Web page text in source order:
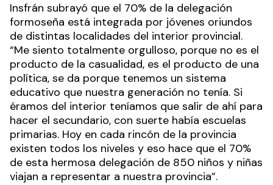
Insfrán subrayó que el 70% de la delegación
formoseña está integrada por jóvenes oriundos
de distintas localidades del interior provincial.
“Me siento totalmente orgulloso, porque no es el
producto de la casualidad, es el producto de una
política, se da porque tenemos un sistema
educativo que nuestra generación no tenía. Si
éramos del interior teníamos que salir de ahí para
hacer el secundario, con suerte había escuelas
primarias. Hoy en cada rincón de la provincia
existen todos los niveles y eso hace que el 70%
de esta hermosa delegación de 850 niños y niñas
viajan a representar a nuestra provincia”.